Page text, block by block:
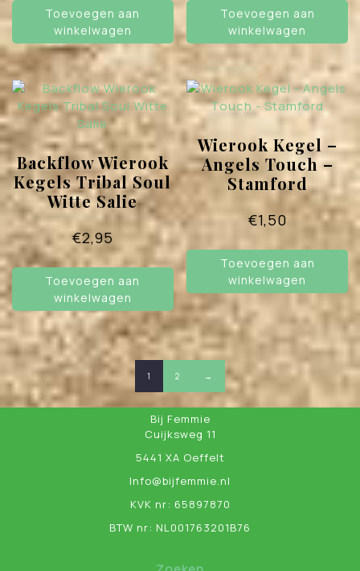
Toevoegen aan
winkelwagen
Toevoegen aan
winkelwagen
Backflow Wierook
Kegels Tribal Soul
Witte Salie
€2,95
Toevoegen aan
winkelwagen
Wierook Kegel –
Angels Touch –
Stamford
€1,50
Toevoegen aan
winkelwagen
1 2 →
Bij Femmie
Cuijksweg 11
5441 XA Oeffelt
Info@bijfemmie.nl
KVK nr: 65897870
BTW nr: NL001763201B76